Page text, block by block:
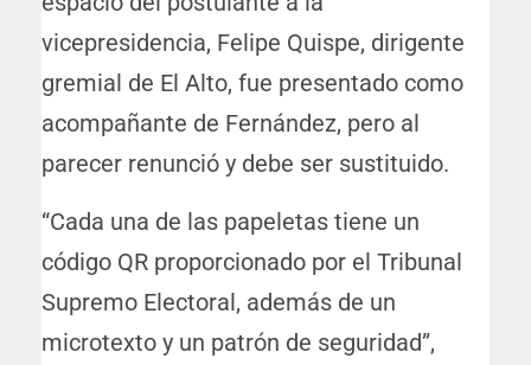
vicepresidencia, Felipe Quispe, dirigente
gremial de El Alto, fue presentado como
acompañante de Fernández, pero al
parecer renunció y debe ser sustituido.
“Cada una de las papeletas tiene un
código QR proporcionado por el Tribunal
Supremo Electoral, además de un
microtexto y un patrón de seguridad”,